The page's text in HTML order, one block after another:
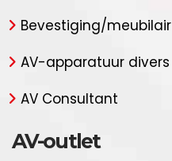
Bevestiging/meubilair
AV-apparatuur divers
AV Consultant
AV-outlet